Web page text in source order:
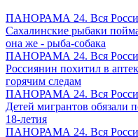
ПАНОРАМА 24. Вся
Сахалинские рыбаки
она же - рыба-собака
ПАНОРАМА 24. Вся
Россиянин похитил в
горячим следам
ПАНОРАМА 24. Вся
Детей мигрантов обязали
18-летия
ПАНОРАМА 24. Вся